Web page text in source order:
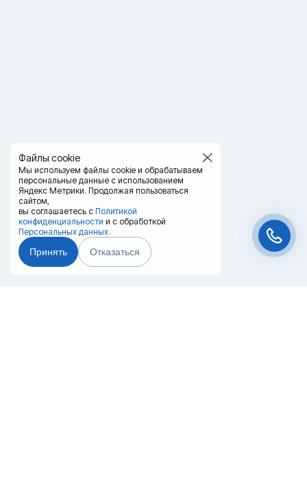
Файлы cookie
Мы используем файлы cookie и обрабатываем
персональные данные с использованием
Яндекс Метрики. Продолжая пользоваться
сайтом,
вы соглашаетесь с Политикой
конфиденциальности и с обработкой
Персональных данных.
Принять Отказаться